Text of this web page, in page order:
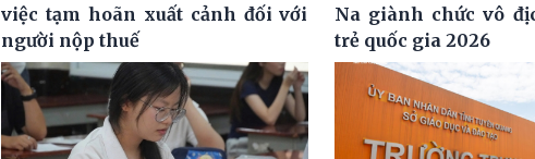
việc tạm hoãn xuất cảnh đối với
người nộp thuế
Na giành chức vô
trẻ quốc gia 2026